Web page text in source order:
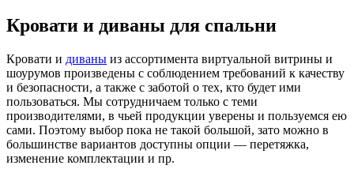
Кровати и диваны для спальни
Кровати и диваны из ассортимента виртуальной витрины и
шоурумов произведены с соблюдением требований к качеству
и безопасности, а также с заботой о тех, кто будет ими
пользоваться. Мы сотрудничаем только с теми
производителями, в чьей продукции уверены и пользуемся ею
сами. Поэтому выбор пока не такой большой, зато можно в
большинстве вариантов доступны опции — перетяжка,
изменение комплектации и пр.